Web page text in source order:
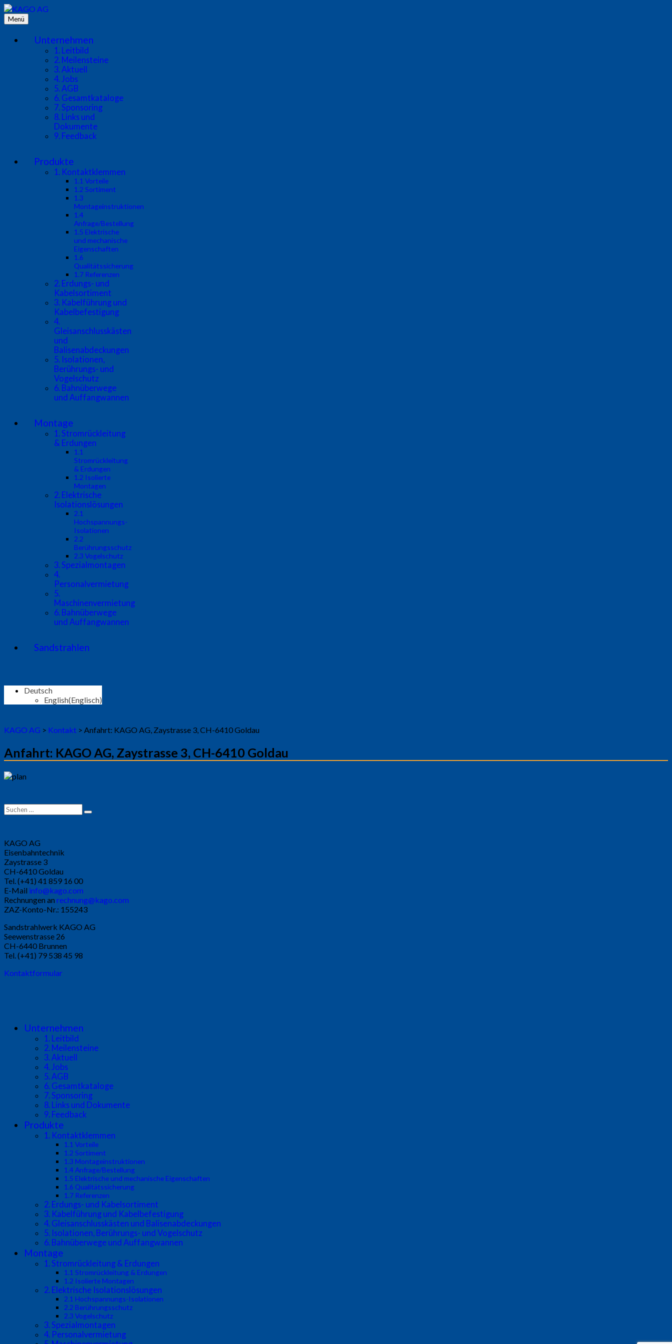
Zum
Inhalt
springen
KAGO AG
Wenn's um die Bahn geht! – Our business is rail networks!
Menü
Unternehmen
1. Leitbild
2. Meilensteine
3. Aktuell
4. Jobs
5. AGB
6. Gesamtkataloge
7. Sponsoring
8. Links und
Dokumente
9. Feedback
Produkte
1. Kontaktklemmen
1.1 Vorteile
1.2 Sortiment
1.3
Montageinstruktionen
1.4
Anfrage/Bestellung
1.5 Elektrische
und mechanische
Eigenschaften
1.6
Qualitätssicherung
1.7 Referenzen
2. Erdungs- und
Kabelsortiment
3. Kabelführung und
Kabelbefestigung
4.
Gleisanschlusskästen
und
Balisenabdeckungen
5. Isolationen,
Berührungs- und
Vogelschutz
6. Bahnüberwege
und Auffangwannen
Montage
1. Stromrückleitung
& Erdungen
1.1
Stromrückleitung
& Erdungen
1.2 Isolierte
Montagen
2. Elektrische
Isolationslösungen
2.1
Hochspannungs-
Isolationen
2.2
Berührungsschutz
2.3 Vogelschutz
3. Spezialmontagen
4.
Personalvermietung
5.
Maschinenvermietung
6. Bahnüberwege
und Auffangwannen
Sandstrahlen
Deutsch
English(Englisch)
KAGO AG > Kontakt > Anfahrt: KAGO AG, Zaystrasse 3, CH-6410 Goldau
Anfahrt: KAGO AG, Zaystrasse 3, CH-6410 Goldau
Suchen
nach:
Suchen
KAGO AG
Eisenbahntechnik
Zaystrasse 3
CH-6410 Goldau
Tel. (+41) 41 859 16 00
E-Mail info@kago.com
Rechnungen an rechnung@kago.com
ZAZ-Konto-Nr.: 155243
Sandstrahlwerk KAGO AG
Seewenstrasse 26
CH-6440 Brunnen
Tel. (+41) 79 538 45 98
Kontaktformular
Unternehmen
1. Leitbild
2. Meilensteine
3. Aktuell
4. Jobs
5. AGB
6. Gesamtkataloge
7. Sponsoring
8. Links und Dokumente
9. Feedback
Produkte
1. Kontaktklemmen
1.1 Vorteile
1.2 Sortiment
1.3 Montageinstruktionen
1.4 Anfrage/Bestellung
1.5 Elektrische und mechanische Eigenschaften
1.6 Qualitätssicherung
1.7 Referenzen
2. Erdungs- und Kabelsortiment
3. Kabelführung und Kabelbefestigung
4. Gleisanschlusskästen und Balisenabdeckungen
5. Isolationen, Berührungs- und Vogelschutz
6. Bahnüberwege und Auffangwannen
Montage
1. Stromrückleitung & Erdungen
1.1 Stromrückleitung & Erdungen
1.2 Isolierte Montagen
2. Elektrische Isolationslösungen
2.1 Hochspannungs-Isolationen
2.2 Berührungsschutz
2.3 Vogelschutz
3. Spezialmontagen
4. Personalvermietung